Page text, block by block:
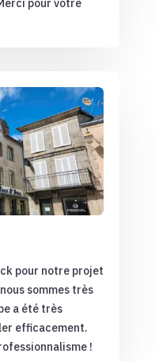
pour votre
pour notre projet
sommes très
a été très
efficacement.
!